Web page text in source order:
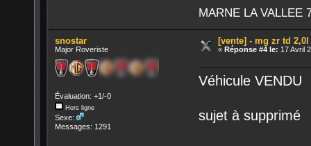
MARNE LA VALLEE
snostar
Major Roveriste
Évaluation: +1/-0
Hors ligne
Sexe:
Messages: 1291
[vente] - mg zr td
«Réponse #4 le: 17 Avril
Véhicule VENDU
sujet à supprimé